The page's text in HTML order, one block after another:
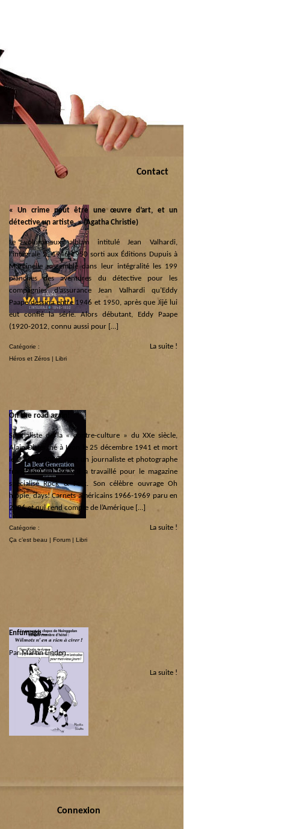
Contact
« Un crime peut être une œuvre d’art, et un
détective un artiste. » (Agatha Christie)
Le volumineux album intitulé Jean Valhardi,
l’intégrale 2, 1946-1950 sorti aux Éditions Dupuis à
Marcinelle rassemble dans leur intégralité les 199
planches des aventures du détective pour les
compagnies d’assurance Jean Valhardi qu’Eddy
Paape dessina entre 1946 et 1950, après que Jijé lui
eut confié la série. Alors débutant, Eddy Paape
(1920-2012, connu aussi pour […]
Catégorie :
Héros et Zéros | Libri
La suite !
On the road again!
Spécialiste de la « contre-culture » du XXe siècle,
Alain Dister, né à Lyon le 25 décembre 1941 et mort
le 2 juillet 2008, était un journaliste et photographe
français. Dès 1967, il a travaillé pour le magazine
spécialisé Rock & Folk. Son célèbre ouvrage Oh
hippie, days! Carnets américains 1966-1969 paru en
2006 et qui rend compte de l’Amérique […]
Catégorie :
Ça c’est beau | Forum | Libri
La suite !
Enfumage…
Par Martin Linden.
Catégorie :
Panem et circenses
La suite !
Connexion